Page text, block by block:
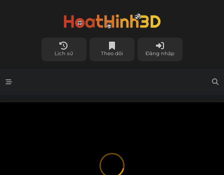
Lịch sử Theo dõi Đăng nhập